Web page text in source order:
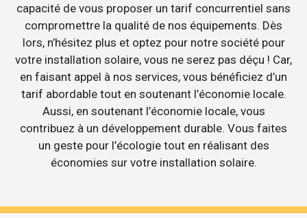
capacité de vous proposer un tarif concurrentiel sans
compromettre la qualité de nos équipements. Dès
lors, n’hésitez plus et optez pour notre société pour
votre installation solaire, vous ne serez pas déçu ! Car,
en faisant appel à nos services, vous bénéficiez d’un
tarif abordable tout en soutenant l’économie locale.
Aussi, en soutenant l’économie locale, vous
contribuez à un développement durable. Vous faites
un geste pour l’écologie tout en réalisant des
économies sur votre installation solaire.